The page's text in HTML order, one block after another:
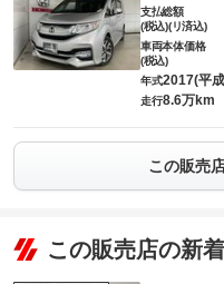
支払総額
(税込)(リ済込)
車両本体価格
(税込)
年式2017(平
走行8.6万km
この販売
この販売店の新